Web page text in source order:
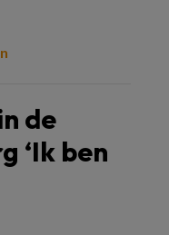
de
‘Ik ben